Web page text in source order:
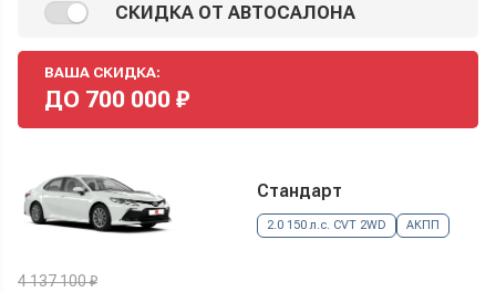
СКИДКА ОТ АВТОСАЛОНА
ВАША СКИДКА:
ДО 700 000 ₽
Стандарт
2.0 150 л.с. CVT 2WD АКПП
4 137 100 ₽